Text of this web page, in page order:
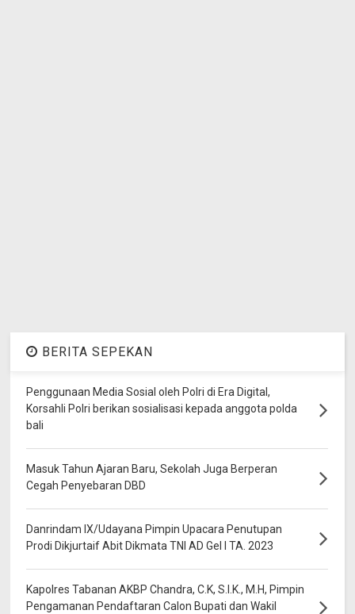
BERITA SEPEKAN
Penggunaan Media Sosial oleh Polri di Era Digital,
Korsahli Polri berikan sosialisasi kepada anggota polda
bali
Masuk Tahun Ajaran Baru, Sekolah Juga Berperan
Cegah Penyebaran DBD
Danrindam IX/Udayana Pimpin Upacara Penutupan
Prodi Dikjurtaif Abit Dikmata TNI AD Gel I TA. 2023
Kapolres Tabanan AKBP Chandra, C.K, S.I.K., M.H, Pimpin
Pengamanan Pendaftaran Calon Bupati dan Wakil